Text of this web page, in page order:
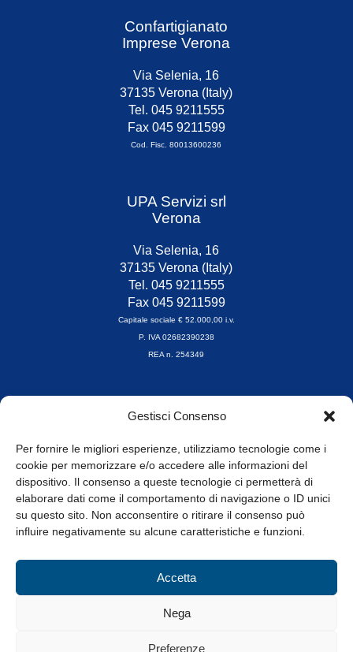
Gestisci Consenso
Per fornire le migliori esperienze, utilizziamo tecnologie come i
cookie per memorizzare e/o accedere alle informazioni del
dispositivo. Il consenso a queste tecnologie ci permetterà di
elaborare dati come il comportamento di navigazione o ID unici
su questo sito. Non acconsentire o ritirare il consenso può
influire negativamente su alcune caratteristiche e funzioni.
Accetta
Nega
Preferenze
Confartigianato
Imprese Verona
Via Selenia, 16
37135 Verona (Italy)
Tel. 045 9211555
Fax 045 9211599
Cod. Fisc. 80013600236
UPA Servizi srl
Verona
Via Selenia, 16
37135 Verona (Italy)
Tel. 045 9211555
Fax 045 9211599
Capitale sociale € 52.000,00 i.v.
P. IVA 02682390238
REA n. 254349
Orari di apertura
8.30-13.00 / 14.00-17.30
Whistleblowing
© Tutti i diritti riservati
Privacy Policy e Cookie|Informativa Cookie